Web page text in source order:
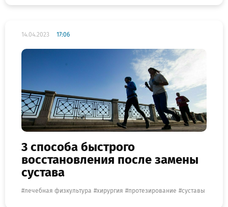
14.04.2023 17:06
3 способа быстрого
восстановления после замены
сустава
лечебная физкультура хирургия протезирование суставы